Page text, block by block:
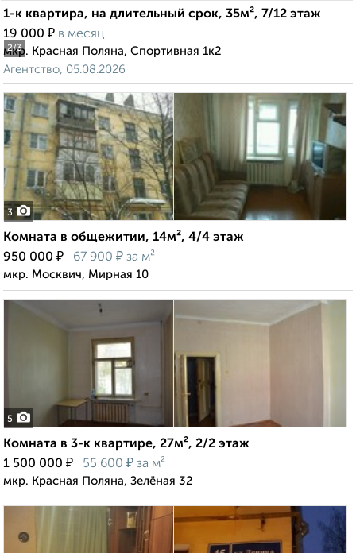
2/3
1-к квартира, на длительный срок, 35м², 7/12 этаж
19 000 ₽ в месяц
мкр. Красная Поляна, Спортивная 1к2
Агентство, 05.08.2026
3
Комната в общежитии, 14м², 4/4 этаж
950 000 ₽ 67 900 ₽ за м²
мкр. Москвич, Мирная 10
5
Комната в 3-к квартире, 27м², 2/2 этаж
1 500 000 ₽ 55 600 ₽ за м²
мкр. Красная Поляна, Зелёная 32